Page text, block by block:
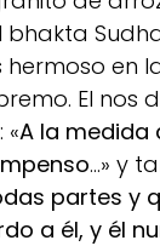
bhakta
en
El nos
A la medida
…» y
partes y
a él, y él